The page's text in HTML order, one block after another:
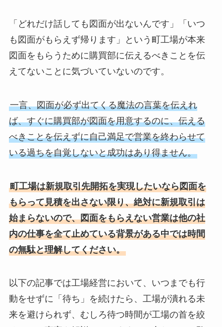
「どれだけ話しても図面が出ないんです」「いつ
も図面がもらえず帰ります」という町工場が本来
図面をもらうために購買部に伝えるべきことを伝
えてないことに気づいていないのです。
一言、図面が必ず出てくる魔法の言葉を伝えれ
ば、すぐに購買部が図面を用意するのに、伝える
べきことを伝えずに自己満足で営業を終わらせて
いる過ちを自覚しないと成功はあり得ません。
町工場は新規取引先開拓を実現したいなら図面を
もらって見積を出さない限り、絶対に新規取引は
始まらないので、図面をもらえない営業は他の社
内の仕事を全て止めている背景がある中では時間
の無駄と理解してください。
以下の記事では工場経営において、いつまでも行
動をせずに「待ち」を続けたら、工場が潰れる未
来を避けられず、むしろ待つ時間が工場の首を絞